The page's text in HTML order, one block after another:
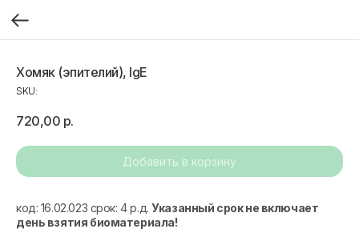
Хомяк (эпителий), IgE
SKU:
720,00 р.
Добавить в корзину
код: 16.02.023 срок: 4 р.д.Указанный срок не включает
день взятия биоматериала!